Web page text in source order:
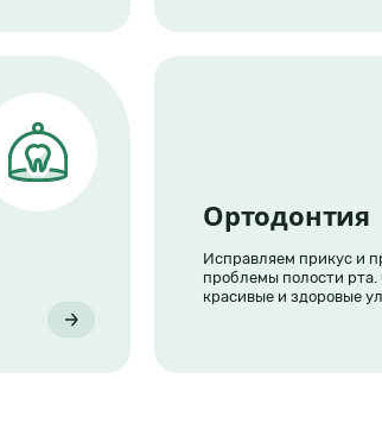
Ортодонтия
Исправляем прикус и
проблемы полости рта.
красивые и здоровые